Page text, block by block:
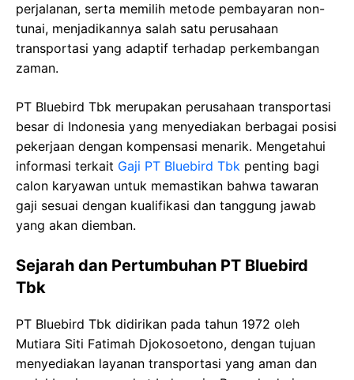
perjalanan, serta memilih metode pembayaran non-
tunai, menjadikannya salah satu perusahaan
transportasi yang adaptif terhadap perkembangan
zaman.
PT Bluebird Tbk merupakan perusahaan transportasi
besar di Indonesia yang menyediakan berbagai posisi
pekerjaan dengan kompensasi menarik. Mengetahui
informasi terkait Gaji PT Bluebird Tbk penting bagi
calon karyawan untuk memastikan bahwa tawaran
gaji sesuai dengan kualifikasi dan tanggung jawab
yang akan diemban.
Sejarah dan Pertumbuhan PT Bluebird
Tbk
PT Bluebird Tbk didirikan pada tahun 1972 oleh
Mutiara Siti Fatimah Djokosoetono, dengan tujuan
menyediakan layanan transportasi yang aman dan